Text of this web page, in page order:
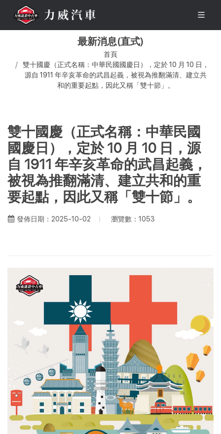
最新消息(直式)
首頁
雙十國慶（正式名稱：中華民國國慶日），定於 10 月 10 日，
源自 1911 年辛亥革命的武昌起義，被視為推翻滿清、建立共
和的重要起點，因此又稱「雙十節」。
雙十國慶（正式名稱：中華民國
國慶日），定於 10 月 10 日，源
自 1911 年辛亥革命的武昌起義，
被視為推翻滿清、建立共和的重
要起點，因此又稱「雙十節」。
發佈日期：2025-10-02 瀏覽數：1053